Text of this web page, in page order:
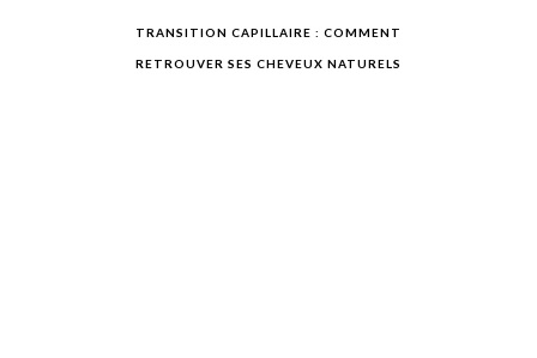
TRANSITION CAPILLAIRE : COMMENT
RETROUVER SES CHEVEUX NATURELS